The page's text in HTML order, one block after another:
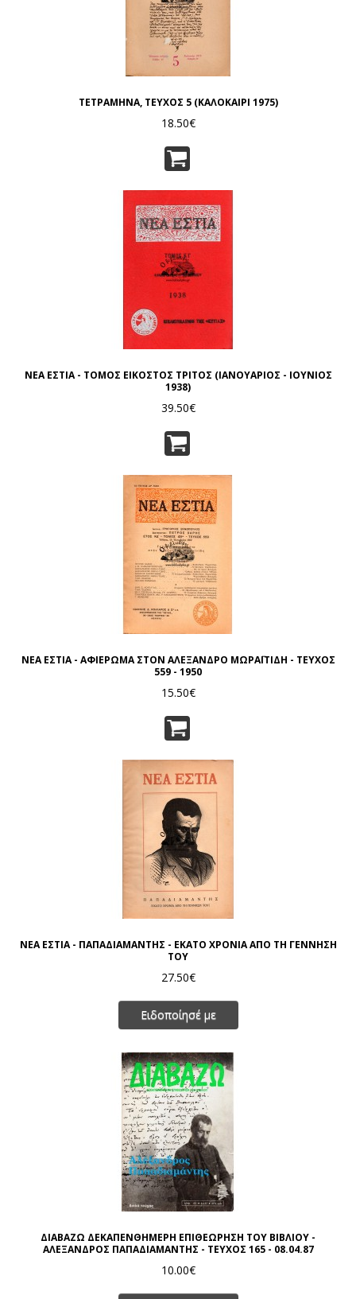
ΤΕΤΡΑΜΗΝΑ, ΤΕΥΧΟΣ 5 (ΚΑΛΟΚΑΙΡΙ 1975)
18.50€
ΝΕΑ ΕΣΤΙΑ - ΤΟΜΟΣ ΕΙΚΟΣΤΟΣ ΤΡΙΤΟΣ (ΙΑΝΟΥΑΡΙΟΣ - ΙΟΥΝΙΟΣ
1938)
39.50€
ΝΕΑ ΕΣΤΙΑ - ΑΦΙΕΡΩΜΑ ΣΤΟΝ ΑΛΕΞΑΝΔΡΟ ΜΩΡΑΪΤΙΔΗ - ΤΕΥΧΟΣ
559 - 1950
15.50€
ΝΕΑ ΕΣΤΙΑ - ΠΑΠΑΔΙΑΜΑΝΤΗΣ - ΕΚΑΤΟ ΧΡΟΝΙΑ ΑΠΟ ΤΗ ΓΕΝΝΗΣΗ
ΤΟΥ
27.50€
Ειδοποίησέ με
ΔΙΑΒΑΖΩ ΔΕΚΑΠΕΝΘΗΜΕΡΗ ΕΠΙΘΕΩΡΗΣΗ ΤΟΥ ΒΙΒΛΙΟΥ -
ΑΛΕΞΑΝΔΡΟΣ ΠΑΠΑΔΙΑΜΑΝΤΗΣ - ΤΕΥΧΟΣ 165 - 08.04.87
10.00€